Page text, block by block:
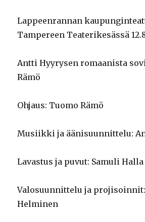
Lappeenrannan
Tampereen Teaterikesässä
Antti Hyyrysen romaanista
Rämö
Ohjaus: Tuomo Rämö
Musiikki ja äänisuunnittelu:
Lavastus ja puvut: Samuli Halla
Valosuunnittelu ja
Helminen